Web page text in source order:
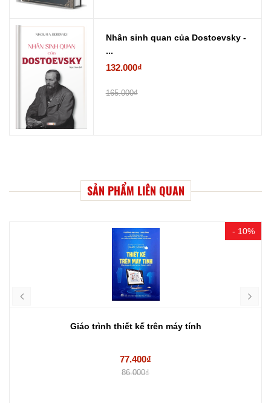
Nhân sinh quan của Dostoevsky -
...
132.000₫
165.000₫
SẢN PHẨM LIÊN QUAN
- 10%
Giáo trình thiết kế trên máy tính
77.400₫
86.000₫